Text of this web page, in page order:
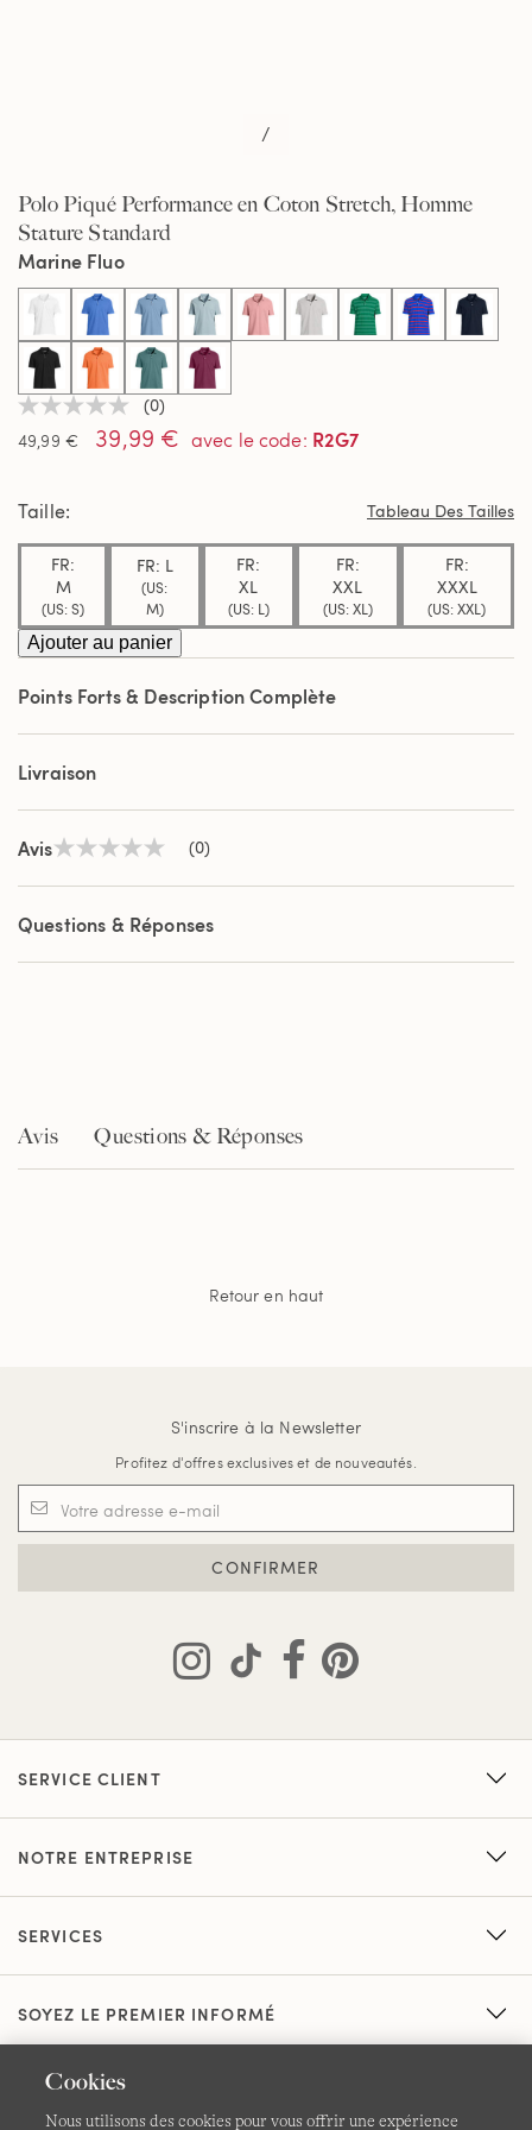
/
Polo Piqué Performance en Coton Stretch, Homme
Stature Standard
Aucune
valeur
de
sur
même
page.
(0)
49,99 €
39,99 € avec le code: R2G7
Marine Fluo
Taille Tableau Des Tailles
FR:
M
(US: S)
FR: L
(US:
M)
FR:
XL
(US: L)
FR:
XXL
(US: XL)
FR:
XXXL
(US: XXL)
Ajouter au panier
Points Forts & Description Complète
Livraison
AvisAucune
de
notation
Lien
la
(0)
Questions & Réponses
Avis Questions & Réponses
Retour en haut
S'inscrire à la Newsletter
Profitez d'offres exclusives et de nouveautés.
CONFIRMER
SERVICE CLIENT
NOTRE ENTREPRISE
SERVICES
SOYEZ LE PREMIER INFORMÉ
Cookies
Nous utilisons des cookies pour vous offrir une expérience